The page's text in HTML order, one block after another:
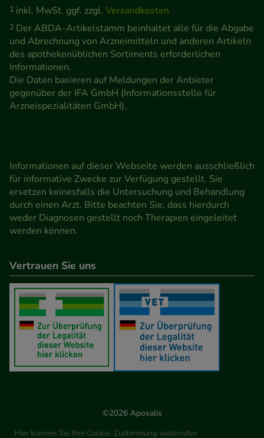
1 inkl. MwSt. ggf. zzgl. Versandkosten
2 Der ABDA-Artikelstamm beinhaltet alle für die Abgabe
und Abrechnung von Arzneimitteln und anderen Artikeln
des apothekenüblichen Sortiments erforderlichen
Informationen.
Die Daten basieren auf Meldungen der Anbieter
gegenüber der IFA GmbH (Informationsstelle für
Arzneispezialitäten GmbH).
Informationen auf dieser Webseite werden ausschließlich
für informative Zwecke zur Verfügung gestellt. Sie
ersetzen keinesfalls die Untersuchung und Behandlung
durch einen Arzt. Bitte beachten Sie, dass hierdurch
weder Diagnosen gestellt noch Therapien eingeleitet
werden können.
Vertrauen Sie uns
©2026 Aposalis
Hier können Sie Ihre Cookie-Zustimmung widerrufen